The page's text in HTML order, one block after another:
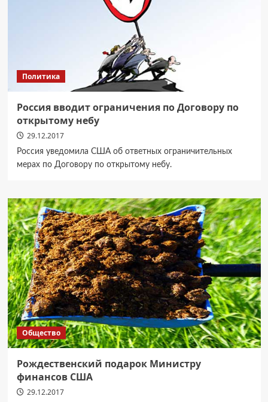
Политика
Россия вводит ограничения по Договору по
открытому небу
29.12.2017
Россия уведомила США об ответных ограничительных
мерах по Договору по открытому небу.
Общество
Рождественский подарок Министру
финансов США
29.12.2017